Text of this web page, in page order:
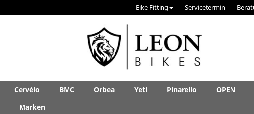
Bike Fitting Servicetermin
Cervélo BMC Orbea Yeti Pinarello OPEN
Marken